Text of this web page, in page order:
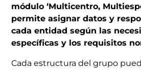
módulo ‘Multicentro,
permite asignar datos y
cada entidad según las
específicas y los requisitos
Cada estructura del grupo